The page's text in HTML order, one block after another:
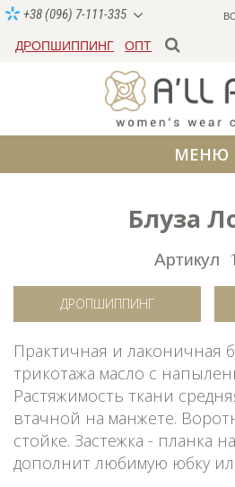
+38 (096) 7-111-335
ДРОПШИППИНГ ОПТ
МЕНЮ
Блуза
Артикул
ДРОПШИППИНГ
Практичная и лаконичная
трикотажа масло с
Растяжимость ткани
втачной на манжете.
стойке. Застежка - планка
дополнит любимую юбку